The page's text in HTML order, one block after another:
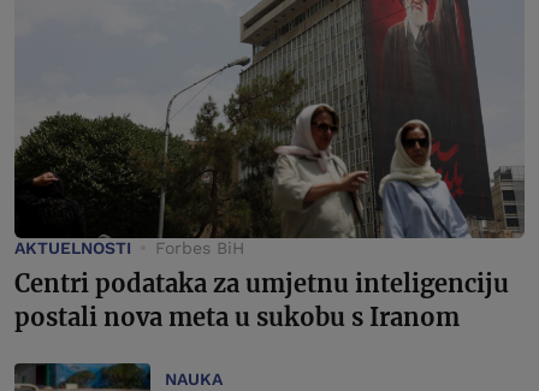
AKTUELNOSTI Forbes BiH
Centri podataka za umjetnu inteligenciju
postali nova meta u sukobu s Iranom
NAUKA